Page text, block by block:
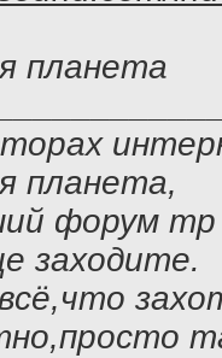
планета
планета,
форум mp
заходите.